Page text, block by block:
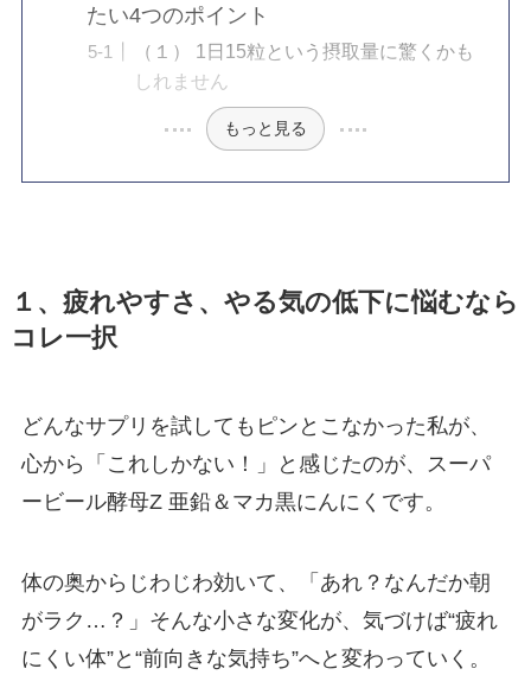
たい4つのポイント
（１） 1日15粒という摂取量に驚くかも
しれません
もっと見る
１、疲れやすさ、やる気の低下に悩むなら
コレ一択
どんなサプリを試してもピンとこなかった私が、
心から「これしかない！」と感じたのが、スーパ
ービール酵母Z 亜鉛＆マカ黒にんにくです。
体の奥からじわじわ効いて、「あれ？なんだか朝
がラク…？」そんな小さな変化が、気づけば“疲れ
にくい体”と“前向きな気持ち”へと変わっていく。